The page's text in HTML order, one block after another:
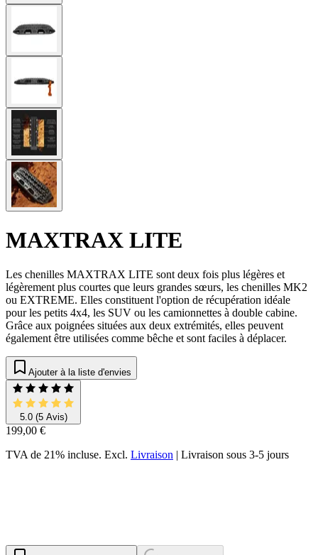
MAXTRAX LITE
Les chenilles MAXTRAX LITE sont deux fois plus légères et
légèrement plus courtes que leurs grandes sœurs, les chenilles MK2
ou EXTREME. Elles constituent l'option de récupération idéale
pour les petits 4x4, les SUV ou les camionnettes à double cabine.
Grâce aux poignées situées aux deux extrémités, elles peuvent
également être utilisées comme bêche et sont faciles à déplacer.
Ajouter à la liste d'envies
5.0(5 Avis)
199,00 €
TVA de 21% incluse. Excl. Livraison | Livraison sous 3-5 jours